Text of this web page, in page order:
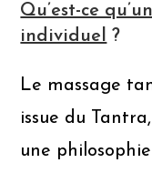
Qu’est-ce
individuel ?
Le massage
issue du
une